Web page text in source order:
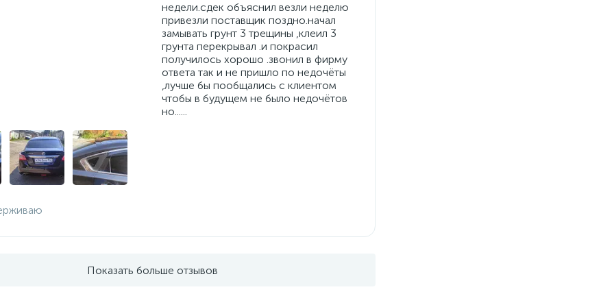
недели.сдек объяснил везли неделю
привезли поставщик поздно.начал
замывать грунт 3 трещины ,клеил 3
грунта перекрывал .и покрасил
получилось хорошо .звонил в фирму
ответа так и не пришло по недочёты
,лучше бы пообщались с клиентом
чтобы в будущем не было недочётов
но......
Показать больше отзывов